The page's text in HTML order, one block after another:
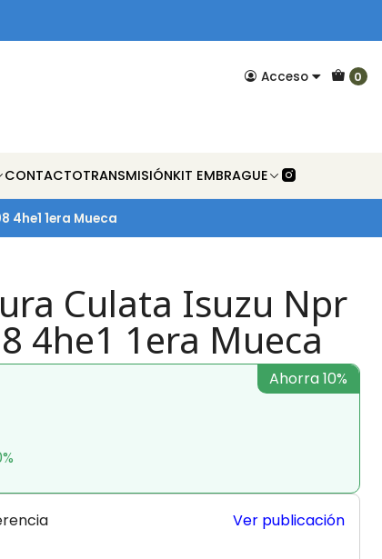
Acceso 0
CONTACTOTRANSMISIÓNKIT EMBRAGUE
4he1 1era Mueca
Culata Isuzu Npr
4he1 1era Mueca
Ahorra 10%
Ver publicación